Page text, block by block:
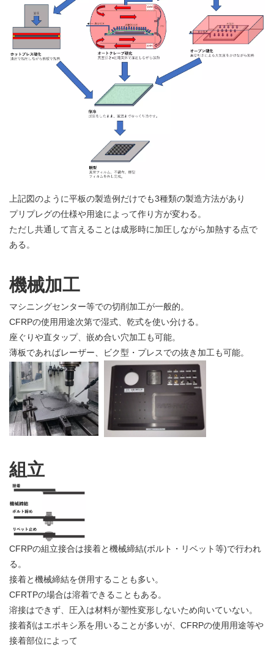
上記図のように平板の製造例だけでも3種類の製造方法があり
プリプレグの仕様や用途によって作り方が変わる。
ただし共通して言えることは成形時に加圧しながら加熱する点で
ある。
機械加工
マシニングセンター等での切削加工が一般的。
CFRPの使用用途次第で湿式、乾式を使い分ける。
座ぐりや直タップ、嵌め合い穴加工も可能。
薄板であればレーザー、ビク型・プレスでの抜き加工も可能。
組立
CFRPの組立接合は接着と機械締結(ボルト・リベット等)で行われ
る。
接着と機械締結を併用することも多い。
CFRTPの場合は溶着できることもある。
溶接はできず、圧入は材料が塑性変形しないため向いていない。
接着剤はエポキシ系を用いることが多いが、CFRPの使用用途等や
接着部位によって